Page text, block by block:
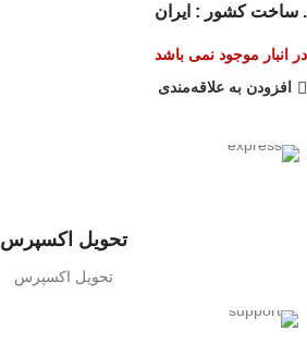
. ساخت کشور : ایران
در انبار موجود نمی باشد
افزودن به علاقه‌مندی
تحویل اکسپرس
تحویل اکسپرس